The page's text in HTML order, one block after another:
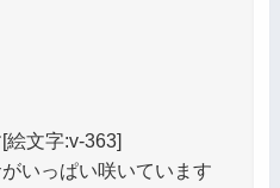
絵文字:v-363]
いっぱい咲いています